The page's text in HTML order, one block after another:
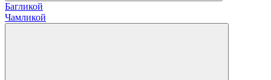
Багликой
Чамликой